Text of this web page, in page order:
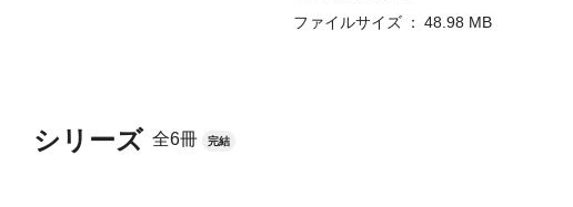
シリーズ 全6冊 完結
ファイルサイズ
48.98 MB